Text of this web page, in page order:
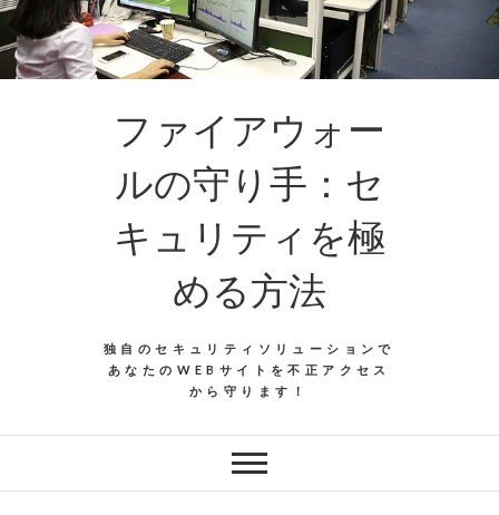
ファイアウォー
ルの守り手：セ
キュリティを極
める方法
独自のセキュリティソリューションで
あなたのWEBサイトを不正アクセス
から守ります！